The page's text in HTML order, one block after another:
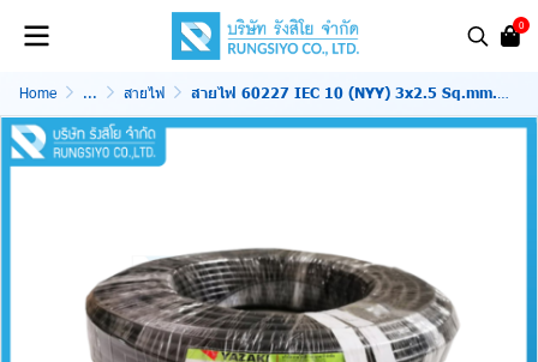
0
Home ... สายไฟ สายไฟ 60227 IEC 10 (NYY) 3x2.5 Sq.mm. 100m. สีดำ Thai Yazaki